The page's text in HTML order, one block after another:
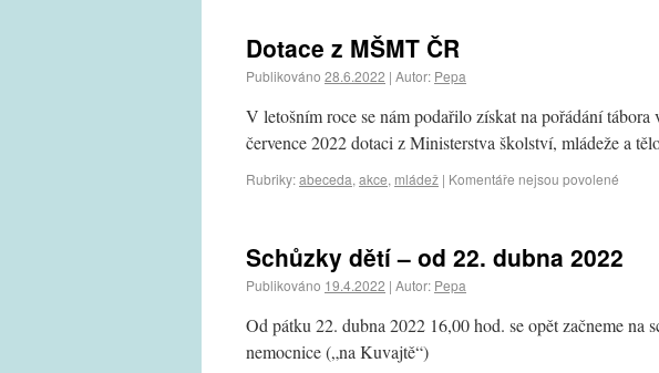
Dotace z MŠMT ČR
Publikováno 28.6.2022 | Autor: Pepa
V letošním roce se nám podařilo získat na pořádání
července 2022 dotaci z Ministerstva školství, mládeže a
Rubriky:abeceda, akce, mládež | Komentáře nejsou povolené
Schůzky dětí – od 22. dubna 2022
Publikováno 19.4.2022 | Autor: Pepa
Od pátku 22. dubna 2022 16,00 hod. se opět začneme na
nemocnice („na Kuvajtě“)